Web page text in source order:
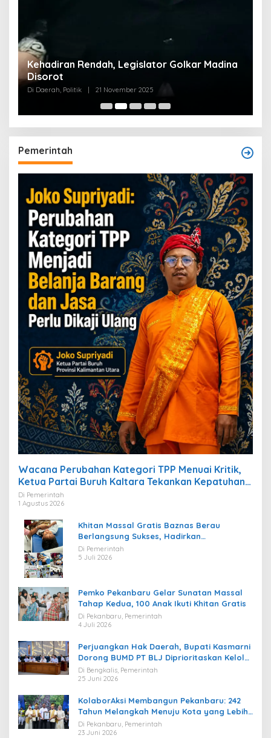
Kehadiran Rendah, Legislator Golkar Madina
Disorot
Di Daerah, Politik | 21 November 2025
Pemerintah
Wacana Perubahan Kategori TPP Menuai Kritik,
Ketua Partai Buruh Kaltara Tekankan Kepatuhan
Regulasi
Di Pemerintah
1 Agustus 2026
Khitan Massal Gratis Baznas Berau
Berlangsung Sukses, Hadirkan
Kebahagiaan bagi Puluhan Anak
Di Pemerintah
5 Juli 2026
Pemko Pekanbaru Gelar Sunatan Massal
Tahap Kedua, 100 Anak Ikuti Khitan Gratis
Di Pekanbaru, Pemerintah
4 Juli 2026
Perjuangkan Hak Daerah, Bupati Kasmarni
Dorong BUMD PT BLJ Diprioritaskan Kelola
Migas
Di Bengkalis, Pemerintah
25 Juni 2026
KolaborAksi Membangun Pekanbaru: 242
Tahun Melangkah Menuju Kota yang Lebih
Maju
Di Pekanbaru, Pemerintah
23 Juni 2026